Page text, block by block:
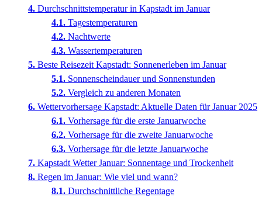
Durchschnittstemperatur in Kapstadt im Januar
Tagestemperaturen
Nachtwerte
Wassertemperaturen
Beste Reisezeit Kapstadt: Sonnenerleben im Januar
Sonnenscheindauer und Sonnenstunden
Vergleich zu anderen Monaten
Wettervorhersage Kapstadt: Aktuelle Daten für Januar 2025
Vorhersage für die erste Januarwoche
Vorhersage für die zweite Januarwoche
Vorhersage für die letzte Januarwoche
Kapstadt Wetter Januar: Sonnentage und Trockenheit
Regen im Januar: Wie viel und wann?
Durchschnittliche Regentage